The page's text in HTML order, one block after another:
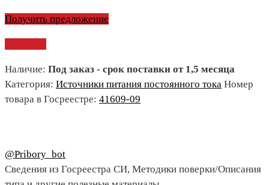
Получить предложение
Наличие: Под заказ - срок поставки от 1,5 месяца
Категория: Источники питания постоянного тока Номер
товара в Госреестре: 41609-09
@Pribory_bot
Сведения из Госреестра СИ, Методики поверки/Описания